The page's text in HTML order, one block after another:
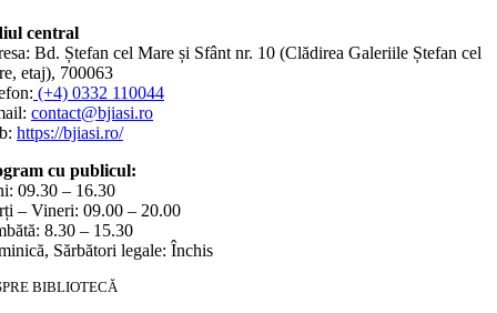
central
Bd. Ștefan cel Mare și Sfânt nr. 10 (Clădirea Galeriile Ștefan cel
etaj), 700063
(+4) 0332 110044
contact@bjiasi.ro
https://bjiasi.ro/
cu publicul:
09.30 – 16.30
– Vineri: 09.00 – 20.00
8.30 – 15.30
Sărbători legale: Închis
BIBLIOTECĂ